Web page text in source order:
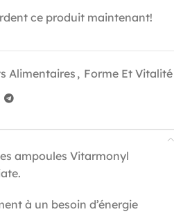
ce produit maintenant!
Alimentaires , Forme Et Vitalité
ampoules Vitarmonyl
à un besoin d’énergie